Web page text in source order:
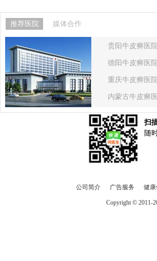
推荐医院 媒体合作
贵阳牛皮癣医
德阳牛皮癣医
重庆牛皮癣医
内蒙古牛皮癣
甘肃牛皮癣医
山东牛皮癣医
云南牛皮癣医院
河南牛皮癣医院
扫
随
公司简介 广告服务 健
Copyright © 2011-